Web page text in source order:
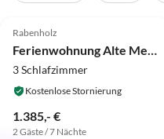
Hundefreundlich
Top-Inserat
Rabenholz
3 Schlafzimmer
Kostenlose Stornierung
1.385,- €
2 Gäste / 7 Nächte